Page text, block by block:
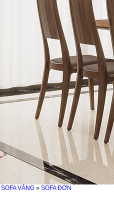
SOFA VĂNG » SOFA ĐƠN